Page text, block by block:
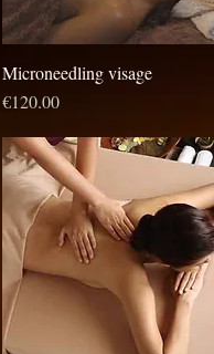
Aperçu rapide
Microneedling visage
Prix
€120.00